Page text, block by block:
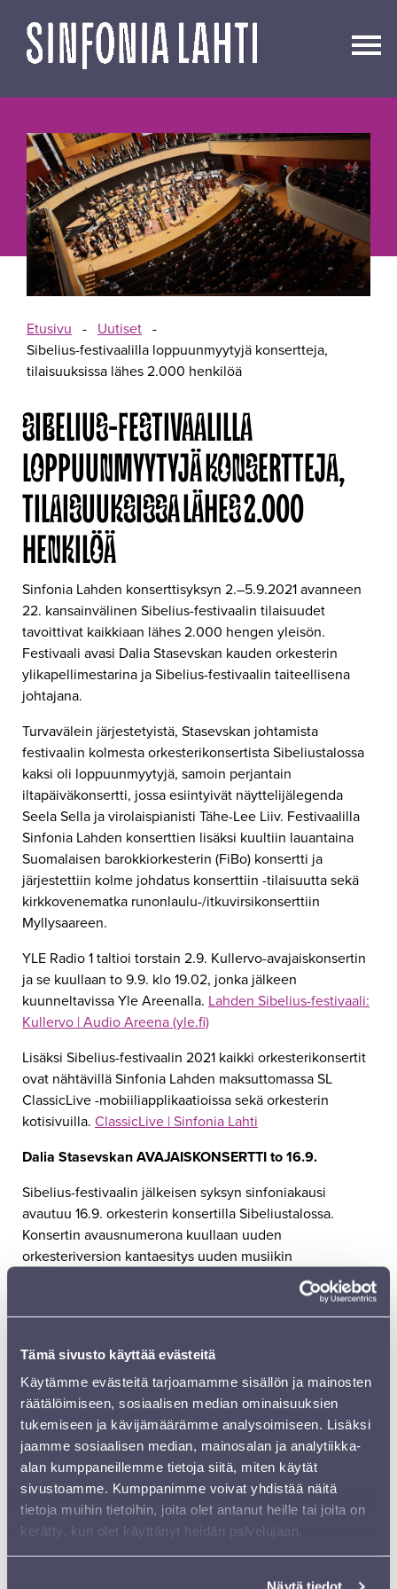
Tämä sivusto käyttää evästeitä
Käytämme evästeitä tarjoamamme sisällön ja mainosten
räätälöimiseen, sosiaalisen median ominaisuuksien
tukemiseen ja kävijämäärämme analysoimiseen. Lisäksi
jaamme sosiaalisen median, mainosalan ja analytiikka-
alan kumppaneillemme tietoja siitä, miten käytät
sivustoamme. Kumppanimme voivat yhdistää näitä
tietoja muihin tietoihin, joita olet antanut heille tai joita on
kerätty, kun olet käyttänyt heidän palvelujaan.
sisältöön
Etusivu - Uutiset -
Sibelius-festivaalilla loppuunmyytyjä konsertteja,
tilaisuuksissa lähes 2.000 henkilöä
SIBELIUS-FESTIVAALILLA
LOPPUUNMYYTYJÄ KONSERTTEJA,
TILAISUUKSISSA LÄHES 2.000
HENKILÖÄ
Sinfonia Lahden konserttisyksyn 2.–5.9.2021 avanneen
22. kansainvälinen Sibelius-festivaalin tilaisuudet
tavoittivat kaikkiaan lähes 2.000 hengen yleisön.
Festivaali avasi Dalia Stasevskan kauden orkesterin
ylikapellimestarina ja Sibelius-festivaalin taiteellisena
johtajana.
Turvavälein järjestetyistä, Stasevskan johtamista
festivaalin kolmesta orkesterikonsertista Sibeliustalossa
kaksi oli loppuunmyytyjä, samoin perjantain
iltapäiväkonsertti, jossa esiintyivät näyttelijälegenda
Seela Sella ja virolaispianisti Tähe-Lee Liiv. Festivaalilla
Sinfonia Lahden konserttien lisäksi kuultiin lauantaina
Suomalaisen barokkiorkesterin (FiBo) konsertti ja
järjestettiin kolme johdatus konserttiin -tilaisuutta sekä
kirkkovenematka runonlaulu-/itkuvirsikonserttiin
Myllysaareen.
YLE Radio 1 taltioi torstain 2.9. Kullervo-avajaiskonsertin
ja se kuullaan to 9.9. klo 19.02, jonka jälkeen
kuunneltavissa Yle Areenalla. Lahden Sibelius-festivaali:
Kullervo | Audio Areena (yle.fi)
Lisäksi Sibelius-festivaalin 2021 kaikki orkesterikonsertit
ovat nähtävillä Sinfonia Lahden maksuttomassa SL
ClassicLive -mobiiliapplikaatioissa sekä orkesterin
kotisivuilla. ClassicLive | Sinfonia Lahti
Dalia Stasevskan AVAJAISKONSERTTI to 16.9.
Sibelius-festivaalin jälkeisen syksyn sinfoniakausi
avautuu 16.9. orkesterin konsertilla Sibeliustalossa.
Konsertin avausnumerona kuullaan uuden
orkesteriversion kantaesitys uuden musiikin
maailmantähden Anna Meredithin teoksesta Nautilus.
Dalia Stasevskan johtamassa konsertissa solistina
Prokofjevin toisen pianokonserton esiintyy
pianokilpailun 18-vuotiaana vuonna 2009 voittanut
Behzod Abduraimov.
Sinfonia Lahden koko konserttivuoden 2021/2022
ohjelma on luettavissa orkesterin verkkosivuilla
www.sinfonialahti.fi. Sinfonia Lahden syyskauden
tulevissa konserteissa myynnissä on joka toinen istuin, ei
vierekkäisiä paikkoja.